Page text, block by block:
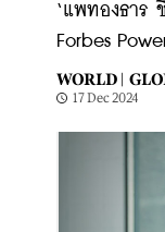
‘แพทองธาร
Forbes
WORLD |
17 Dec 2024